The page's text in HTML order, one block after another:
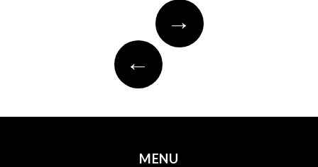
→
←
MENU